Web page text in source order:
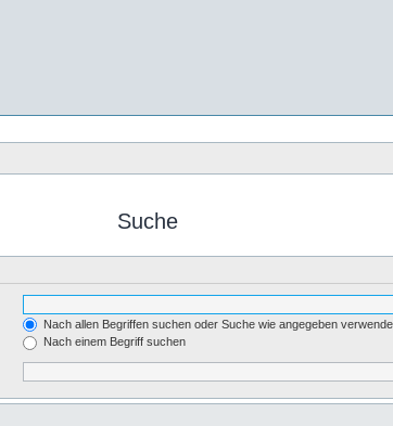
Suche
Nach allen Begriffen suchen oder Suche wie angegeben
Nach einem Begriff suchen